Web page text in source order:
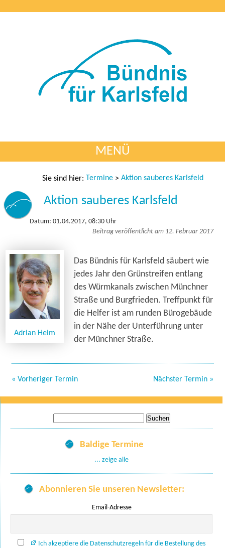
MENÜ
Sie sind hier: Termine > Aktion sauberes Karlsfeld
Aktion sauberes Karlsfeld
Datum: 01.04.2017, 08:30 Uhr
Beitrag veröffentlicht am 12. Februar 2017
Adrian Heim
Das Bündnis für Karlsfeld säubert wie
jedes Jahr den Grünstreifen entlang
des Würmkanals zwischen Münchner
Straße und Burgfrieden. Treffpunkt für
die Helfer ist am runden Bürogebäude
in der Nähe der Unterführung unter
der Münchner Straße.
« Vorheriger Termin Nächster Termin »
nach:
Baldige Termine
... zeige alle
Abonnieren Sie unseren Newsletter:
Email-Adresse
Ich akzeptiere die Datenschutzregeln für die Bestellung des